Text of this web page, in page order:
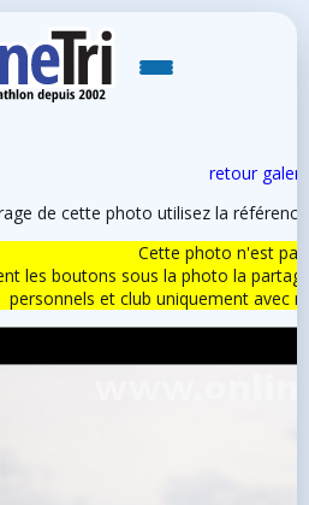
retour
de cette photo utilisez la
Cette photo n'est
les boutons sous la photo la
personnels et club uniquement avec